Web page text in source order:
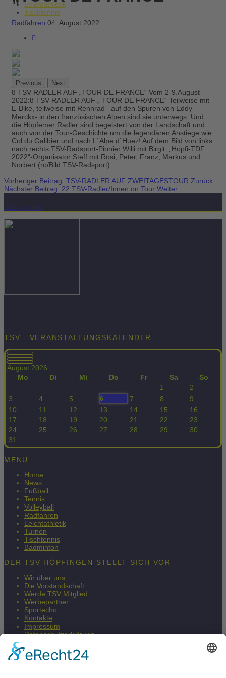
Leichtathletik
Tischtennis
Radfahren 04. August 2022
Previous Next
8 TSV-RADLER AUF „TOUR DE FRANCE“ Vom 2-9.August
2022:8 TSV-RADLER AUF „ TOUR DE FRANCE“ Teilweise mit
E-Bike, teilweise mit Rennrad –auf den Spuren von Eddy
Merckx- in den französischen Alpen sind sie unterwegs. Und
die Höpfemer Radler sind begeistert von der Landschaft und
auch von der Tour-Geschichte um die legendären Anstiege wie
Col du Galibier und nach L`Alpe d`Huez! Auf dem Bild von links
nach rechts:TSV-Radsport-Pionier Willi mit Birgit, „Höpfi-TDF
2022“-Organisator Steff mit Rosi, Peter, Franz, Markus und
Norbert.(ro/Bild:TSV-Radsport)
Vorheriger Beitrag: TSV-RADLER AUF ZWEITAGESTOUR Zurück
Nächster Beitrag: 22 TSV-Radler/Innen on Tour Weiter
Back To Top
TSV - VERANSTALTUNGSKALENDER
August 2026
Mo
Di Mi Do Fr Sa
So
1
2
3
4 5 6 7 8
9
10
11 12 13 14 15
16
17
18 19 20 21 22
23
24
25 26 27 28 29
30
31
MENU
Home
News
Fußball
Tennis
Volleyball
Radfahren
Leichtathletik
Turnen
Tischtennis
Badminton
DER TSV HÖPFINGEN STELLT SICH VOR
Wir über uns
Die Vorstandschaft
Werde TSV Mitglied
Werbepartner
Sportecho
Kontakte
Impressum
Datenschutzerklärung